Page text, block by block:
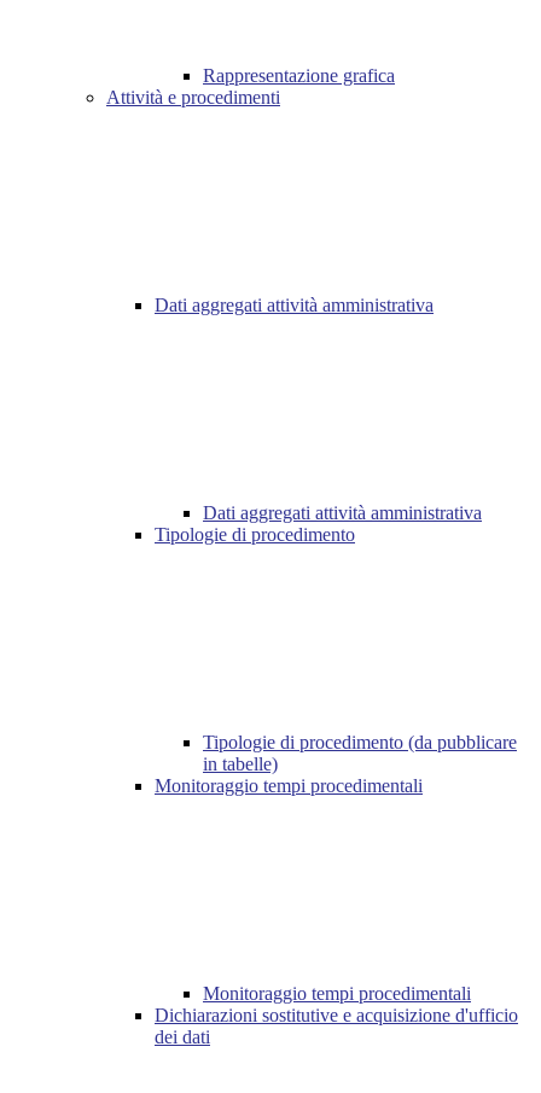
Rappresentazione grafica
Attività e procedimenti
Dati aggregati attività amministrativa
Dati aggregati attività amministrativa
Tipologie di procedimento
Tipologie di procedimento (da pubblicare
in tabelle)
Monitoraggio tempi procedimentali
Monitoraggio tempi procedimentali
Dichiarazioni sostitutive e acquisizione d'ufficio
dei dati